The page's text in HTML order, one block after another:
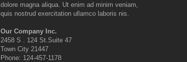
dolore magna aliqua. Ut enim ad minim veniam,
quis nostrud exercitation ullamco laboris nis.
Our Company Inc.
2458 S . 124 St.Suite 47
Town City 21447
Phone: 124-457-1178